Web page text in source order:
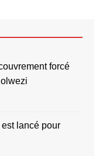
forcé
lancé pour